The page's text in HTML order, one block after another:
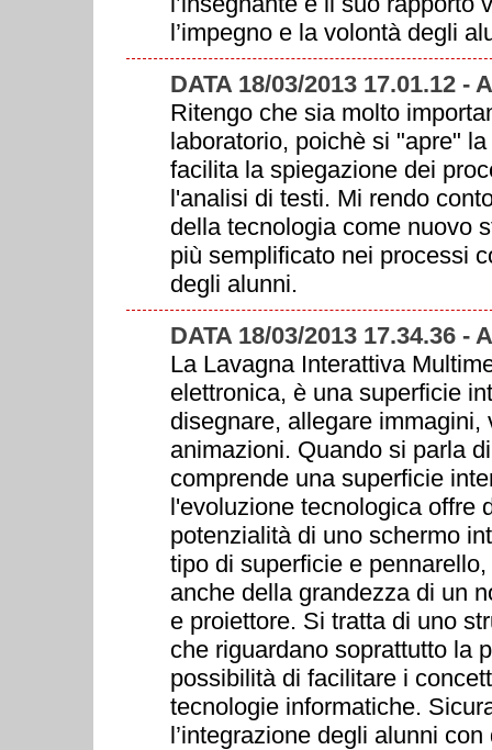
l’impegno e la volontà degli
DATA 18/03/2013 17.01.12 -
Ritengo che sia molto
laboratorio, poichè si "apre"
facilita la spiegazione dei
l'analisi di testi. Mi rendo
della tecnologia come nuovo
più semplificato nei processi
degli alunni.
DATA 18/03/2013 17.34.36 -
La Lavagna Interattiva
elettronica, è una superficie
disegnare, allegare
animazioni. Quando si parla
comprende una superficie
l'evoluzione tecnologica offre
potenzialità di uno schermo
tipo di superficie e
anche della grandezza di un
e proiettore. Si tratta di uno
che riguardano soprattutto la
possibilità di facilitare i
tecnologie informatiche.
l’integrazione degli alunni